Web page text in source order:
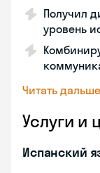
Получил
уровень
Читать дальше
Услуги и
Испанский